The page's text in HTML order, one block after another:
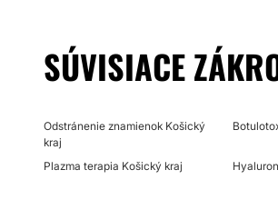
SÚVISIACE
Odstránenie znamienok Košický
kraj
Plazma terapia Košický kraj